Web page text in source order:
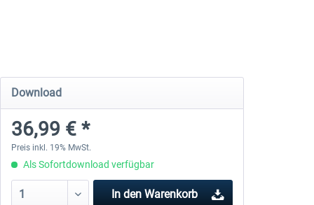
Download
36,99 € *
Preis inkl. 19% MwSt.
Als Sofortdownload verfügbar
In den Warenkorb